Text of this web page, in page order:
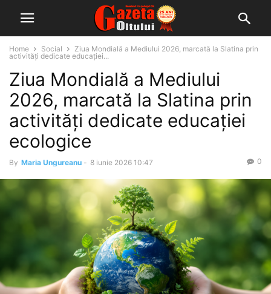
Home Social
Ziua Mondială a Mediului 2026, marcată la Slatina prin
activități dedicate educației...
Ziua Mondială a Mediului
2026, marcată la Slatina prin
activități dedicate educației
ecologice
By Maria Ungureanu - 8 iunie 2026 10:47 0